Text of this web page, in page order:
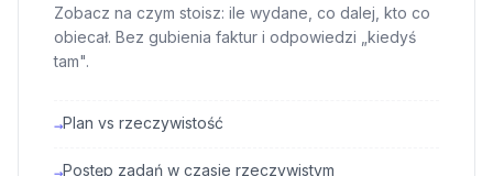
Zobacz na czym stoisz: ile wydane, co dalej, kto co
obiecał. Bez gubienia faktur i odpowiedzi „kiedyś
tam".
→Plan vs rzeczywistość
Postęp zadań w czasie rzeczywistym